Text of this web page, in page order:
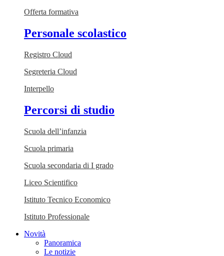
Offerta formativa
Personale scolastico
Registro Cloud
Segreteria Cloud
Interpello
Percorsi di studio
Scuola dell’infanzia
Scuola primaria
Scuola secondaria di I grado
Liceo Scientifico
Istituto Tecnico Economico
Istituto Professionale
Novità
Panoramica
Le notizie